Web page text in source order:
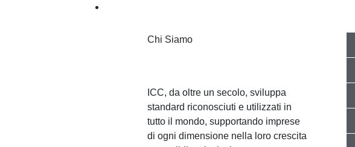
Chi Siamo
ICC, da oltre un secolo, sviluppa
standard riconosciuti e utilizzati in
tutto il mondo, supportando imprese
di ogni dimensione nella loro crescita